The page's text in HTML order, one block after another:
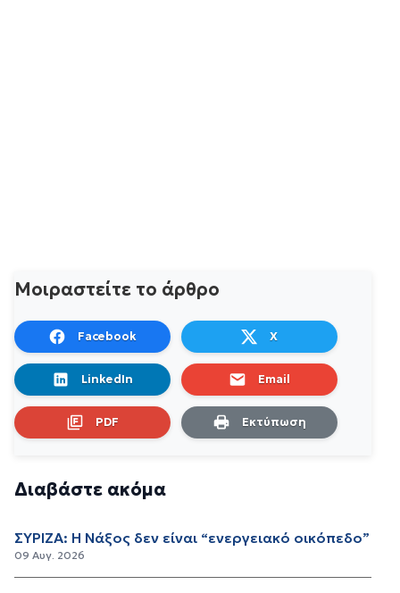
Μοιραστείτε το άρθρο
Facebook X
LinkedIn Email
PDF Εκτύπωση
Διαβάστε ακόμα
ΣΥΡΙΖΑ: Η Νάξος δεν είναι “ενεργειακό οικόπεδο”
09 Αυγ. 2026